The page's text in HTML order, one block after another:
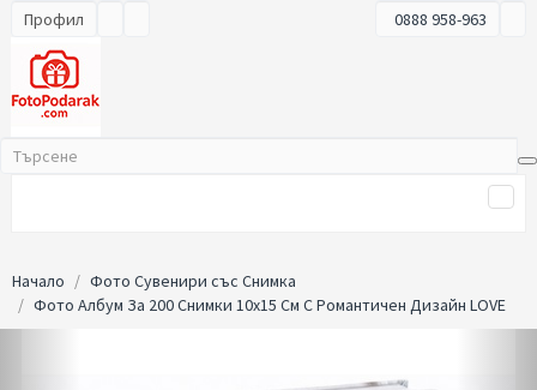
Профил 0888 958-963
Начало
Фото Сувенири със Снимка
Фото Албум За 200 Снимки 10x15 См С Романтичен Дизайн LOVE